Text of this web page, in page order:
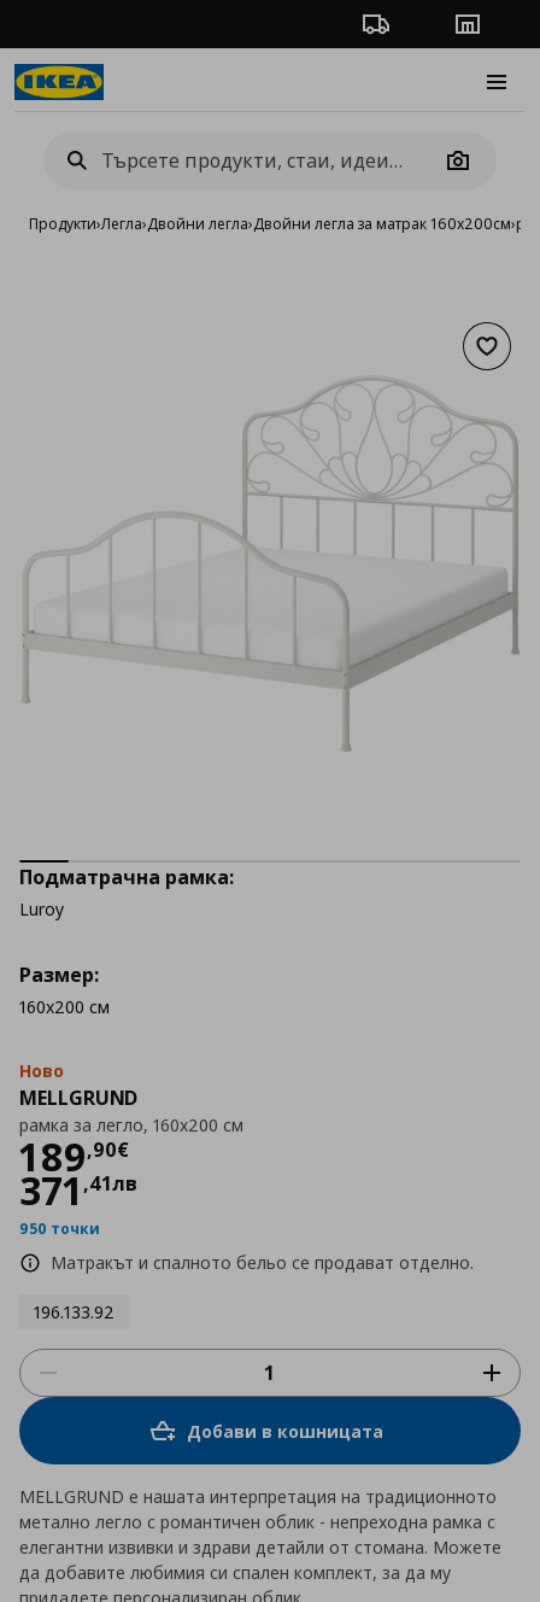
Проследяване на
Camera
Продукти›Легла›Двойни легла›Двойни легла за матрак 160x200см›
Ново
MELLGRUND
рамка за легло, 160x200 см
189,90€
Цена189,90 €
371 ,41лв
950 точки
Матракът и спалното бельо се продават отделно.
196.133.92
Подматрачна рамка:
Luroy
Размер:
160x200 см
Добави в кошницата
MELLGRUND е нашата интерпретация на традиционното
метално легло с романтичен облик - непреходна рамка с
елегантни извивки и здрави детайли от стомана. Можете
да добавите любимия си спален комплект, за да му